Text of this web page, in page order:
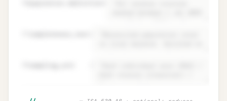
Population · definition +
Unlock